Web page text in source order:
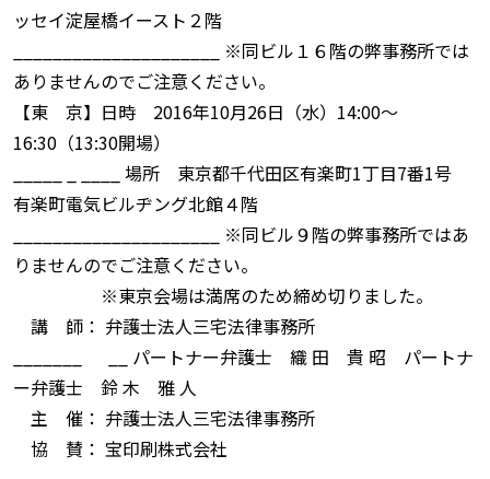
ッセイ淀屋橋イースト２階
_____________________ ※同ビル１６階の弊事務所では
ありませんのでご注意ください。
【東 京】日時 2016年10月26日（水）14:00〜
16:30（13:30開場）
_____ _ ____ 場所 東京都千代田区有楽町1丁目7番1号
有楽町電気ビルヂング北館４階
_____________________ ※同ビル９階の弊事務所ではあ
りませんのでご注意ください。
※東京会場は満席のため締め切りました。
講 師： 弁護士法人三宅法律事務所
_______ __ パートナー弁護士 織 田 貴 昭 パートナ
ー弁護士 鈴 木 雅 人
主 催： 弁護士法人三宅法律事務所
協 賛： 宝印刷株式会社